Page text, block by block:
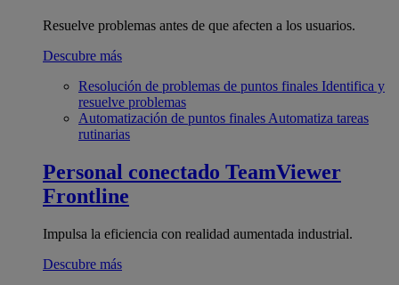
Resuelve problemas antes de que afecten a los usuarios.
Descubre más
Resolución de problemas de puntos finales Identifica y
resuelve problemas
Automatización de puntos finales Automatiza tareas
rutinarias
Personal conectado TeamViewer
Frontline
Impulsa la eficiencia con realidad aumentada industrial.
Descubre más